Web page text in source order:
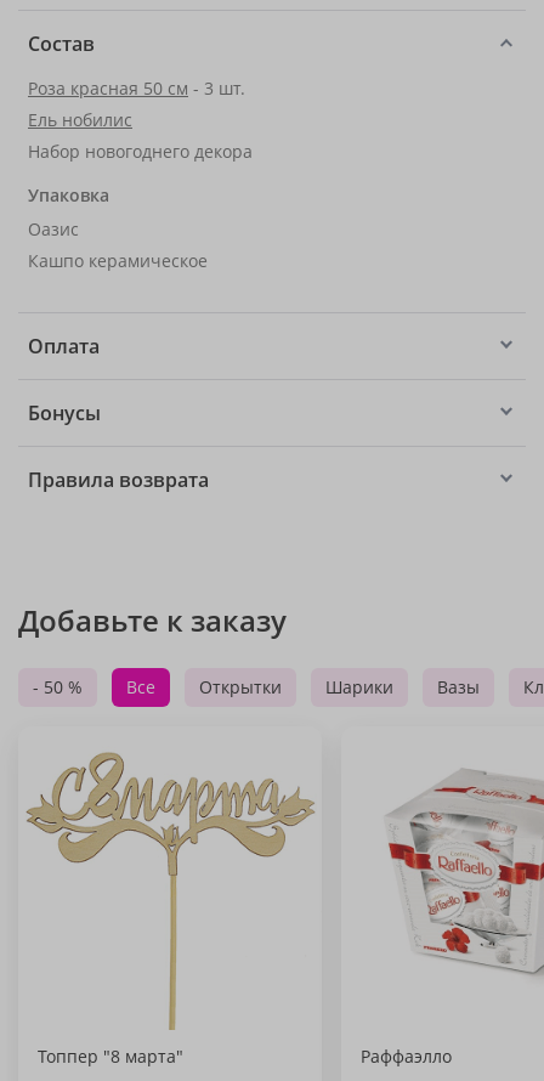
Состав
Роза красная 50 см - 3 шт.
Ель нобилис
Набор новогоднего декора
Упаковка
Оазис
Кашпо керамическое
Оплата
Бонусы
Правила возврата
Добавьте к заказу
- 50 % Все Открытки Шарики Вазы
Топпер "8 марта" Раффаэлло